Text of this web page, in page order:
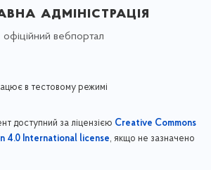
адміністрація
офіційний вебпортал
в тестовому режимі
доступний за ліцензією Creative Commons
4.0 International license, якщо не зазначено